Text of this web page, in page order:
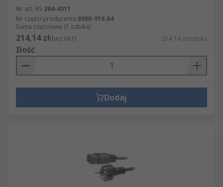
Nr art. RS 284-4311
Nr części producenta 6900-916.64
Suma częściowa (1 sztuka)
214,14 zł(bez VAT) 214,14 zł/sztuka
Ilość
Dodaj